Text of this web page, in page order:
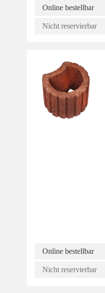
Online bestellbar
Nicht reservierbar
Online bestellbar
Nicht reservierbar